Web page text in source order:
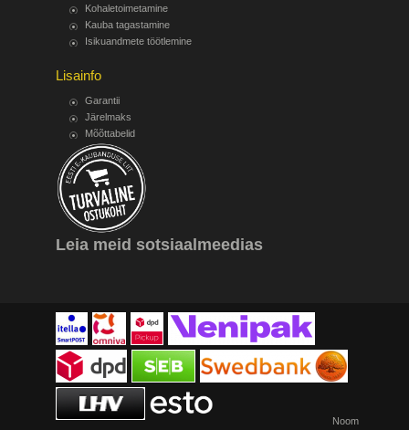
Kohaletoimetamine
Kauba tagastamine
Isikuandmete töötlemine
Lisainfo
Garantii
Järelmaks
Mõõttabelid
Leia meid sotsiaalmeedias
Noom